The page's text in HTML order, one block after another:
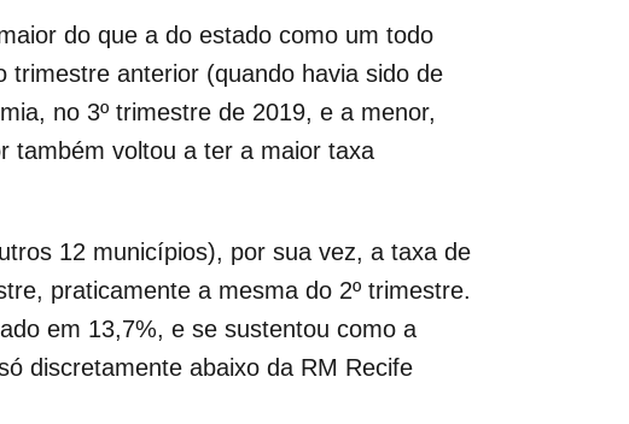
do que a do estado como um todo
anterior (quando havia sido de
no 3º trimestre de 2019, e a menor,
também voltou a ter a maior taxa
12 municípios), por sua vez, a taxa de
praticamente a mesma do 2º trimestre.
em 13,7%, e se sustentou como a
discretamente abaixo da RM Recife